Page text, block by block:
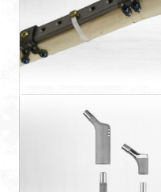
Soporte
Sistema